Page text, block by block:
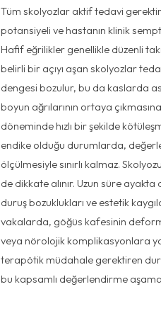
Tüm skolyozlar aktif tedavi
potansiyeli ve hastanın klinik
Hafif eğrilikler genellikle düzenli
belirli bir açıyı aşan skolyozlar
dengesi bozulur, bu da kaslarda
boyun ağrılarının ortaya
döneminde hızlı bir şekilde
endike olduğu durumlarda,
ölçülmesiyle sınırlı kalmaz.
de dikkate alınır. Uzun süre
duruş bozuklukları ve estetik
vakalarda, göğüs kafesinin
veya nörolojik komplikasyonlara
terapötik müdahale gerektiren
bu kapsamlı değerlendirme